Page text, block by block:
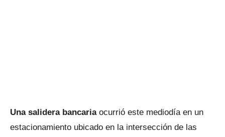
Una salidera bancaria ocurrió este mediodía en un
estacionamiento ubicado en la intersección de las